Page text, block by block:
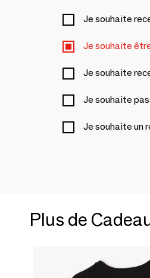
Je souhaite
Je souhaite
Je souhaite
Je souhaite
Je souhaite un
Plus de